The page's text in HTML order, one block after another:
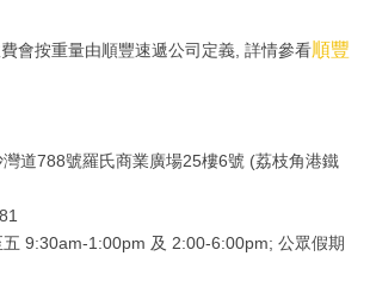
會按重量由順豐速遞公司定義, 詳情參看順豐
道788號羅氏商業廣場25樓6號 (荔枝角港鐵
9:30am-1:00pm 及 2:00-6:00pm; 公眾假期